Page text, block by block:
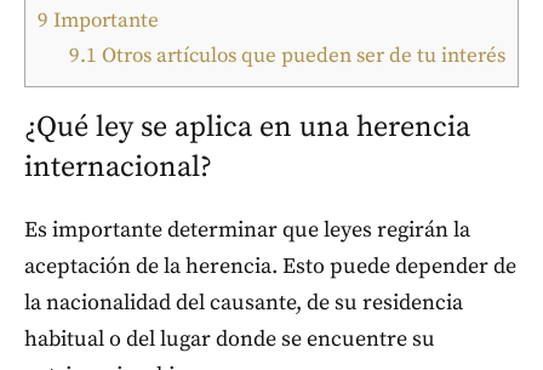
9 Importante
9.1 Otros artículos que pueden ser de tu interés
¿Qué ley se aplica en una herencia
internacional?
Es importante determinar que leyes regirán la
aceptación de la herencia. Esto puede depender de
la nacionalidad del causante, de su residencia
habitual o del lugar donde se encuentre su